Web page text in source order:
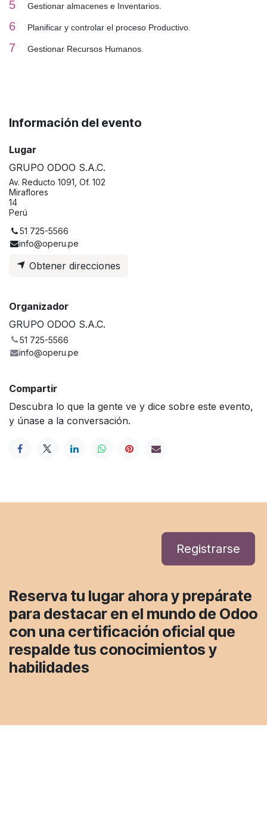
5 Gestionar almacenes e Inventarios.
6 Planificar y controlar el proceso Productivo.
7 Gestionar Recursos Humanos.
Información del evento
Lugar
GRUPO ODOO S.A.C.
Av. Reducto 1091, Of. 102
Miraflores
14
Perú
51 725-5566
info@operu.pe
Obtener direcciones
Organizador
GRUPO ODOO S.A.C.
51 725-5566
info@operu.pe
Compartir
Descubra lo que la gente ve y dice sobre este evento,
y únase a la conversación.
Registrarse
Reserva tu lugar ahora y prepárate
para destacar en el mundo de Odoo
con una certificación oficial que
respalde tus conocimientos y
habilidades